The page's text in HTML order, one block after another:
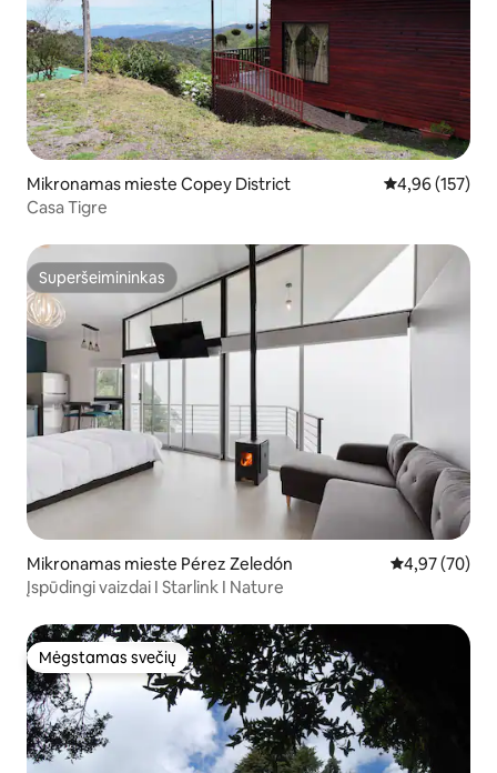
Mikronamas mieste Copey District Vidutinis
4,96 (157)
Casa Tigre
Superšeimininkas
Superšeimininkas
Mikronamas mieste Pérez Zeledón Vidutinis
4,97 (70)
Įspūdingi vaizdai I Starlink I Nature
Mėgstamas svečių
Mėgstamas svečių